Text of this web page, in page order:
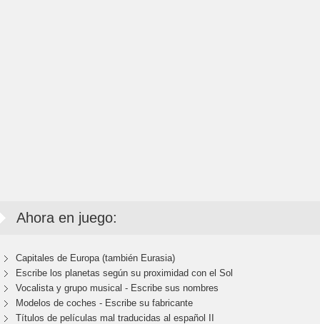
Ahora en juego:
Capitales de Europa (también Eurasia)
Escribe los planetas según su proximidad con el Sol
Vocalista y grupo musical - Escribe sus nombres
Modelos de coches - Escribe su fabricante
Títulos de películas mal traducidas al español II